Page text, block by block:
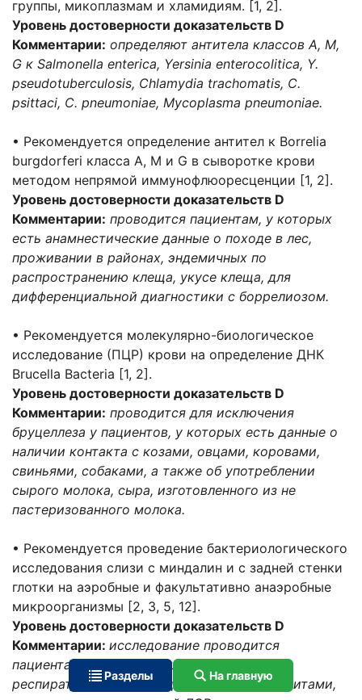
группы, микоплазмам и хламидиям. [1, 2].
Уровень достоверности доказательств D
Комментарии: определяют антитела классов A, M,
G к Salmonella enterica, Yersinia enterocolitica, Y.
pseudotuberculosis, Chlamydia trachomatis, C.
psittaci, C. pneumoniae, Mycoplasma pneumoniae.
• Рекомендуется определение антител к Borrelia
burgdorferi класса А, M и G в сыворотке крови
методом непрямой иммунофлюоресценции [1, 2].
Уровень достоверности доказательств D
Комментарии: проводится пациентам, у которых
есть анамнестические данные о походе в лес,
проживании в районах, эндемичных по
распространению клеща, укусе клеща, для
дифференциальной диагностики с боррелиозом.
• Рекомендуется молекулярно-биологическое
исследование (ПЦР) крови на определение ДНК
Brucella Bacteria [1, 2].
Уровень достоверности доказательств D
Комментарии: проводится для исключения
бруцеллеза у пациентов, у которых есть данные о
наличии контакта с козами, овцами, коровами,
свиньями, собаками, а также об употреблении
сырого молока, сыра, изготовленного из не
пастеризованного молока.
• Рекомендуется проведение бактериологического
исследования слизи с миндалин и с задней стенки
глотки на аэробные и факультативно анаэробные
микроорганизмы [2, 3, 5, 12].
Уровень достоверности доказательств D
Комментарии: исследование проводится
пациентам, часто болеющим острыми
респираторными инфекциями (ОРИ), бронхитами,
Разделы На главную